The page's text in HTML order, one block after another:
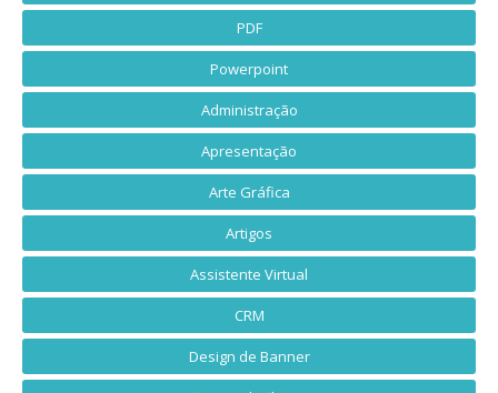
PDF
Powerpoint
Administração
Apresentação
Arte Gráfica
Artigos
Assistente Virtual
CRM
Design de Banner